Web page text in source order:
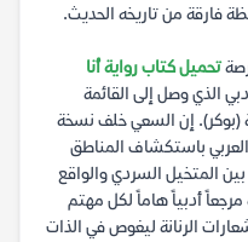
فارقة من تاريخه الحديث.
تحميل كتاب رواية أنا
الذي وصل إلى القائمة
(بوكر). إن السعي خلف نسخة
باستكشاف المناطق
المتخيل السردي والواقع
مرجعاً أدبياً هاماً لكل مهتم
الرنانة ليغوص في الذات